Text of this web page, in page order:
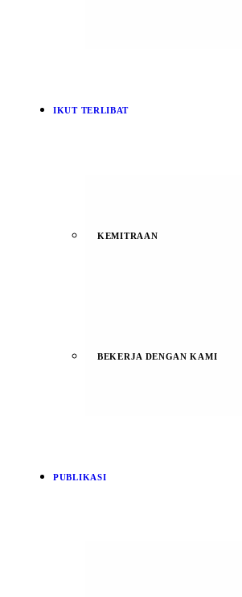
IKUT TERLIBAT
KEMITRAAN
BEKERJA DENGAN KAMI
PUBLIKASI